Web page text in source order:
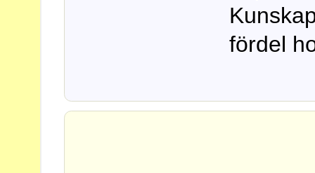
fördel